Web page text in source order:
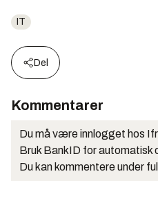
IT
Del
Kommentarer
Du må være innlogget hos
Bruk BankID for automatisk
Du kan kommentere under